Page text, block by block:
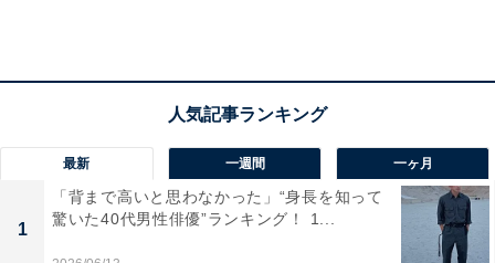
最新 一週間 一ヶ月
1
「背まで高いと思わなかった」“身長を知って
驚いた40代男性俳優”ランキング！ 1...